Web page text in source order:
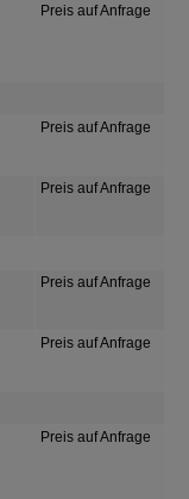
Preis auf Anfrage
Preis auf Anfrage
Preis auf Anfrage
Preis auf Anfrage
Preis auf Anfrage
Preis auf Anfrage